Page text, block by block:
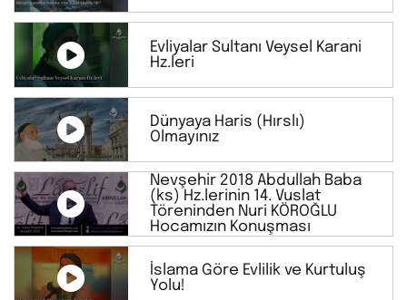
Evliyalar Sultanı Veysel Karani
Hz.leri
Dünyaya Haris (Hırslı)
Olmayınız
Nevşehir 2018 Abdullah Baba
(ks) Hz.lerinin 14. Vuslat
Töreninden Nuri KÖROĞLU
Hocamızın Konuşması
İslama Göre Evlilik ve Kurtuluş
Yolu!